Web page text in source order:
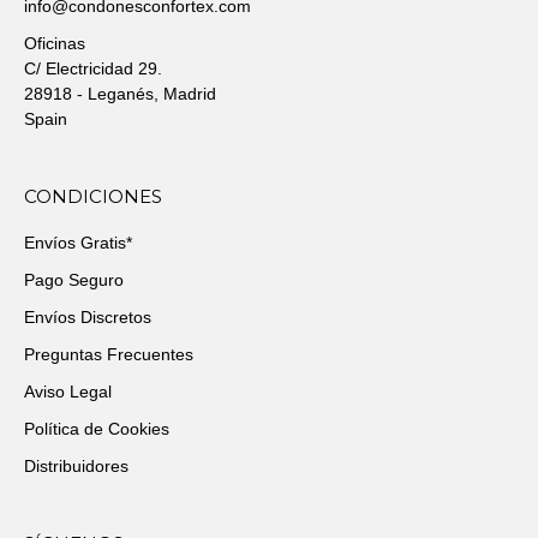
info@condonesconfortex.com
Oficinas
C/ Electricidad 29.
28918 - Leganés, Madrid
Spain
CONDICIONES
Envíos Gratis*
Pago Seguro
Envíos Discretos
Preguntas Frecuentes
Aviso Legal
Política de Cookies
Distribuidores